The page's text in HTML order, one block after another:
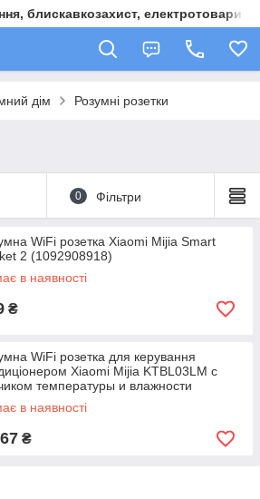
блискавкозахист, електротовари
дім Розумні розетки
0 Фільтри
WiFi розетка Xiaomi Mijia Smart
2 (1092908918)
в наявності
₴
WiFi розетка для керування
Xiaomi Mijia KTBL03LM с
температуры и влажности
в наявності
₴